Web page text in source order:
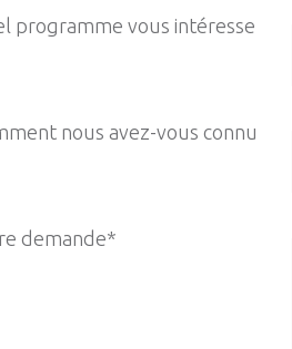
programme vous intéresse
nous avez-vous connu
demande*